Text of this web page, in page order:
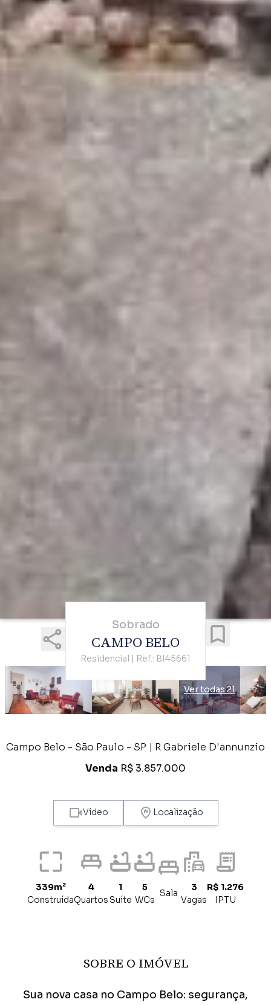
Sobrado
CAMPO BELO
Residencial | Ref.: BI45661
Ver todas 21
Campo Belo - São Paulo - SP | R Gabriele D'annunzio
Venda R$ 3.857.000
Vídeo Localização
339m²
Construída
4
Quartos
1
Suíte
5
WCs
Sala
3
Vagas
R$ 1.276
IPTU
SOBRE O IMÓVEL
Sua nova casa no Campo Belo: segurança,